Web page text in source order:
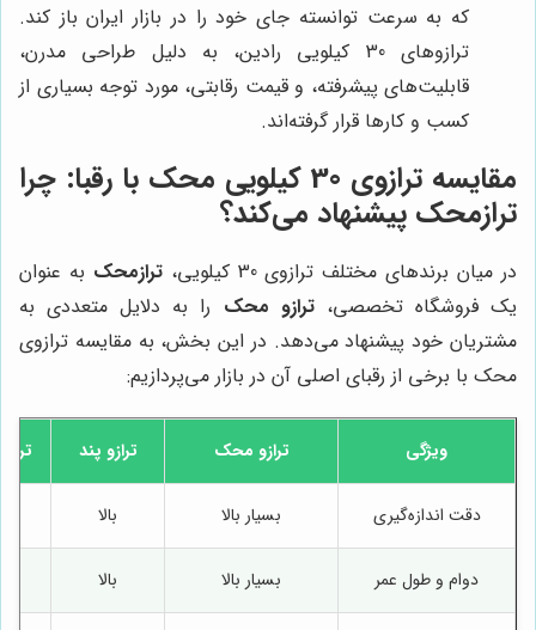
که به سرعت توانسته جای خود را در بازار ایران باز کند.
ترازوهای 30 کیلویی رادین، به دلیل طراحی مدرن،
قابلیت‌های پیشرفته، و قیمت رقابتی، مورد توجه بسیاری از
کسب و کارها قرار گرفته‌اند.
مقایسه ترازوی 30 کیلویی محک با رقبا: چرا
ترازمحک پیشنهاد می‌کند؟
در میان برندهای مختلف ترازوی 30 کیلویی، ترازمحک به عنوان
یک فروشگاه تخصصی،ترازو محک را به دلایل متعددی به
مشتریان خود پیشنهاد می‌دهد. در این بخش، به مقایسه ترازوی
محک با برخی از رقبای اصلی آن در بازار می‌پردازیم:
ویژگی ترازو محک ترازو پند
دقت اندازه‌گیری بسیار بالا بالا
دوام و طول عمر بسیار بالا بالا